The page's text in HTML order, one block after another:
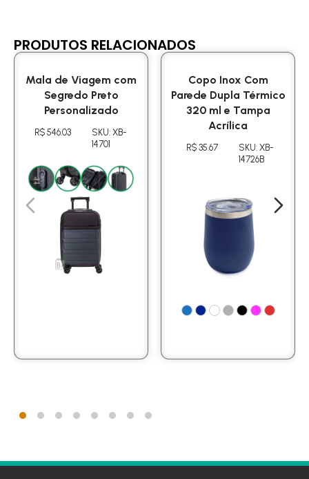
PRODUTOS RELACIONADOS
Mala de Viagem com
Segredo Preto
Personalizado
R$ 546.03
SKU: XB-
14701
Copo Inox Com
Parede Dupla Térmico
320 ml e Tampa
Acrílica
R$ 35.67
SKU: XB-
14726B